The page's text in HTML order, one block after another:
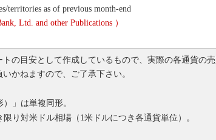
territories as of previous month-end
Ltd. and other Publications ）
の目安として作成しているもので、実際の各通貨の
かねますので、ご了承下さい。
」は単複同形。
り対米ドル相場（1米ドルにつき各通貨単位）。